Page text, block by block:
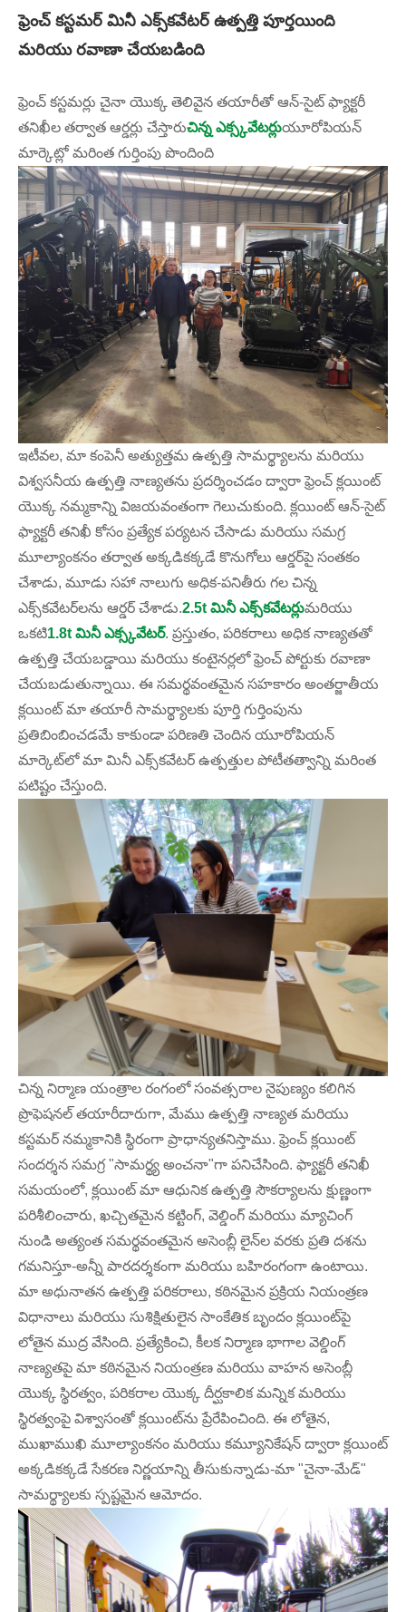
ఫ్రెంచ్ కస్టమర్ మినీ ఎక్స్‌కవేటర్ ఉత్పత్తి పూర్తయింది
మరియు రవాణా చేయబడింది
ఫ్రెంచ్ కస్టమర్లు చైనా యొక్క తెలివైన తయారీతో ఆన్-సైట్ ఫ్యాక్టరీ
తనిఖీల తర్వాత ఆర్డర్లు చేస్తారుచిన్న ఎక్స్కవేటర్లుయూరోపియన్
మార్కెట్లో మరింత గుర్తింపు పొందింది
ఇటీవల, మా కంపెనీ అత్యుత్తమ ఉత్పత్తి సామర్థ్యాలను మరియు
విశ్వసనీయ ఉత్పత్తి నాణ్యతను ప్రదర్శించడం ద్వారా ఫ్రెంచ్ క్లయింట్
యొక్క నమ్మకాన్ని విజయవంతంగా గెలుచుకుంది. క్లయింట్ ఆన్-సైట్
ఫ్యాక్టరీ తనిఖీ కోసం ప్రత్యేక పర్యటన చేసాడు మరియు సమగ్ర
మూల్యాంకనం తర్వాత అక్కడికక్కడే కొనుగోలు ఆర్డర్‌పై సంతకం
చేశాడు, మూడు సహా నాలుగు అధిక-పనితీరు గల చిన్న
ఎక్స్‌కవేటర్‌లను ఆర్డర్ చేశాడు.2.5t మినీ ఎక్స్‌కవేటర్లుమరియు
ఒకటి1.8t మినీ ఎక్స్కవేటర్. ప్రస్తుతం, పరికరాలు అధిక నాణ్యతతో
ఉత్పత్తి చేయబడ్డాయి మరియు కంటైనర్లలో ఫ్రెంచ్ పోర్టుకు రవాణా
చేయబడుతున్నాయి. ఈ సమర్థవంతమైన సహకారం అంతర్జాతీయ
క్లయింట్ మా తయారీ సామర్థ్యాలకు పూర్తి గుర్తింపును
ప్రతిబింబించడమే కాకుండా పరిణతి చెందిన యూరోపియన్
మార్కెట్‌లో మా మినీ ఎక్స్‌కవేటర్ ఉత్పత్తుల పోటీతత్వాన్ని మరింత
పటిష్టం చేస్తుంది.
చిన్న నిర్మాణ యంత్రాల రంగంలో సంవత్సరాల నైపుణ్యం కలిగిన
ప్రొఫెషనల్ తయారీదారుగా, మేము ఉత్పత్తి నాణ్యత మరియు
కస్టమర్ నమ్మకానికి స్థిరంగా ప్రాధాన్యతనిస్తాము. ఫ్రెంచ్ క్లయింట్
సందర్శన సమగ్ర "సామర్థ్య అంచనా"గా పనిచేసింది. ఫ్యాక్టరీ తనిఖీ
సమయంలో, క్లయింట్ మా ఆధునిక ఉత్పత్తి సౌకర్యాలను క్షుణ్ణంగా
పరిశీలించారు, ఖచ్చితమైన కట్టింగ్, వెల్డింగ్ మరియు మ్యాచింగ్
నుండి అత్యంత సమర్థవంతమైన అసెంబ్లీ లైన్‌ల వరకు ప్రతి దశను
గమనిస్తూ-అన్నీ పారదర్శకంగా మరియు బహిరంగంగా ఉంటాయి.
మా అధునాతన ఉత్పత్తి పరికరాలు, కఠినమైన ప్రక్రియ నియంత్రణ
విధానాలు మరియు సుశిక్షితులైన సాంకేతిక బృందం క్లయింట్‌పై
లోతైన ముద్ర వేసింది. ప్రత్యేకించి, కీలక నిర్మాణ భాగాల వెల్డింగ్
నాణ్యతపై మా కఠినమైన నియంత్రణ మరియు వాహన అసెంబ్లీ
యొక్క స్థిరత్వం, పరికరాల యొక్క దీర్ఘకాలిక మన్నిక మరియు
స్థిరత్వంపై విశ్వాసంతో క్లయింట్‌ను ప్రేరేపించింది. ఈ లోతైన,
ముఖాముఖి మూల్యాంకనం మరియు కమ్యూనికేషన్ ద్వారా క్లయింట్
అక్కడికక్కడే సేకరణ నిర్ణయాన్ని తీసుకున్నాడు-మా "చైనా-మేడ్"
సామర్థ్యాలకు స్పష్టమైన ఆమోదం.